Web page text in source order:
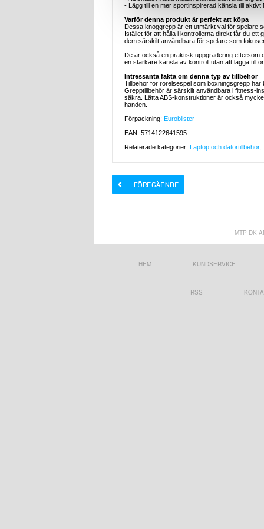
- Lägg till en mer sportinspirerad känsla till aktivt
Varför denna produkt är perfekt att köpa
Dessa knoggrepp är ett utmärkt val för spelare
Istället för att hålla i kontrollerna direkt får du ett
dem särskilt användbara för spelare som
De är också en praktisk uppgradering eftersom
en starkare känsla av kontroll utan att lägga till
Intressanta fakta om denna typ av tillbehör
Tillbehör för rörelsespel som boxningsgrepp
Grepptillbehör är särskilt användbara i fitness-
säkra. Lätta ABS-konstruktioner är också
handen.
Förpackning: Euroblister
EAN: 5714122641595
Relaterade kategorier: Laptop och datortillbehör,
MTP DK
HEM KUNDSERVICE
RSS